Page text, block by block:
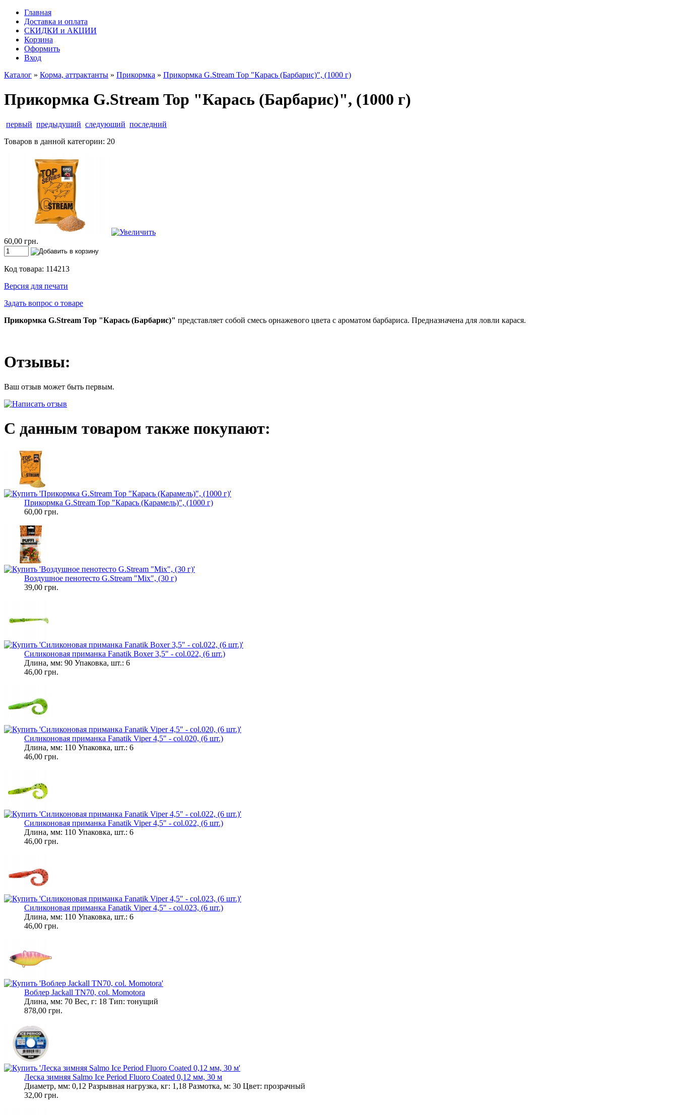
Главная
Доставка и оплата
СКИДКИ и АКЦИИ
Корзина
Оформить
Вход
Каталог » Корма, аттрактанты » Прикормка » Прикормка G.Stream Top "Карась (Барбарис)", (1000 г)
Прикормка G.Stream Top "Карась (Барбарис)", (1000 г)
первый предыдущий следующий последний
Товаров в данной категории: 20
60,00 грн.
Код товара: 114213
Версия для печати
Задать вопрос о товаре
Прикормка G.Stream Top "Карась (Барбарис)" представляет собой смесь орнажевого цвета с ароматом барбариса. Предназначена для ловли карася.
Отзывы:
Ваш отзыв может быть первым.
С данным товаром также покупают:
Прикормка G.Stream Top "Карась (Карамель)", (1000 г)
60,00 грн.
Воздушное пенотесто G.Stream "Mix", (30 г)
39,00 грн.
Силиконовая приманка Fanatik Boxer 3,5" - col.022, (6 шт.)
Длина, мм: 90 Упаковка, шт.: 6
46,00 грн.
Силиконовая приманка Fanatik Viper 4,5" - col.020, (6 шт.)
Длина, мм: 110 Упаковка, шт.: 6
46,00 грн.
Силиконовая приманка Fanatik Viper 4,5" - col.022, (6 шт.)
Длина, мм: 110 Упаковка, шт.: 6
46,00 грн.
Силиконовая приманка Fanatik Viper 4,5" - col.023, (6 шт.)
Длина, мм: 110 Упаковка, шт.: 6
46,00 грн.
Воблер Jackall TN70, col. Momotora
Длина, мм: 70 Вес, г: 18 Тип: тонущий
878,00 грн.
Леска зимняя Salmo Ice Period Fluoro Coated 0,12 мм, 30 м
Диаметр, мм: 0,12 Разрывная нагрузка, кг: 1,18 Размотка, м: 30 Цвет: прозрачный
32,00 грн.